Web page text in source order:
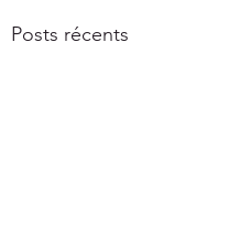
Posts récents